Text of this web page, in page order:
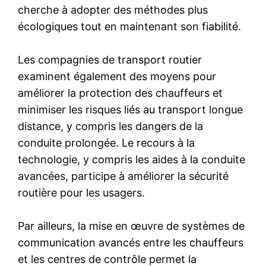
cherche à adopter des méthodes plus
écologiques tout en maintenant son fiabilité.
Les compagnies de transport routier
examinent également des moyens pour
améliorer la protection des chauffeurs et
minimiser les risques liés au transport longue
distance, y compris les dangers de la
conduite prolongée. Le recours à la
technologie, y compris les aides à la conduite
avancées, participe à améliorer la sécurité
routière pour les usagers.
Par ailleurs, la mise en œuvre de systèmes de
communication avancés entre les chauffeurs
et les centres de contrôle permet la